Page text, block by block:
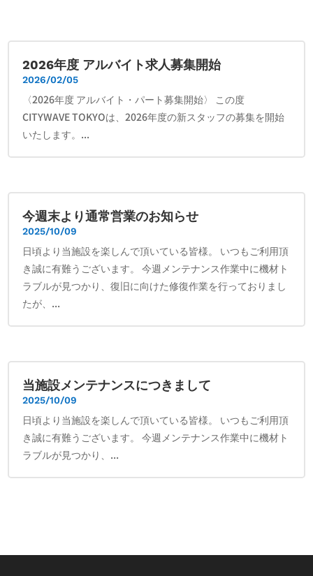
2026年度 アルバイト求人募集開始
2026/02/05
〈2026年度 アルバイト・パート募集開始〉 この度
CITYWAVE TOKYOは、2026年度の新スタッフの募集を開始
いたします。...
今週末より通常営業のお知らせ
2025/10/09
日頃より当施設を楽しんで頂いている皆様。 いつもご利用頂
き誠に有難うございます。 今週メンテナンス作業中に機材ト
ラブルが見つかり、復旧に向けた修復作業を行っておりまし
たが、...
当施設メンテナンスにつきまして
2025/10/09
日頃より当施設を楽しんで頂いている皆様。 いつもご利用頂
き誠に有難うございます。 今週メンテナンス作業中に機材ト
ラブルが見つかり、...